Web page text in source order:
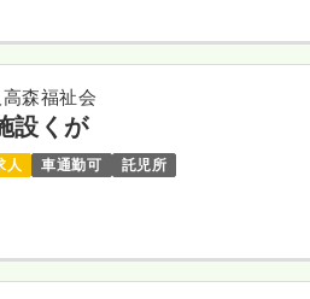
森福祉会
設くが
人 車通勤可
託児所